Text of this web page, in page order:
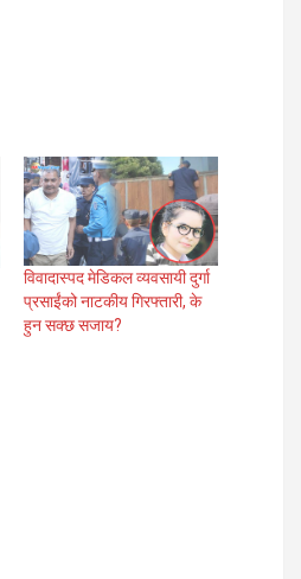
विवादास्पद मेडिकल व्यवसायी दुर्गा
प्रसाईंको नाटकीय गिरफ्तारी, के
हुन सक्छ सजाय?